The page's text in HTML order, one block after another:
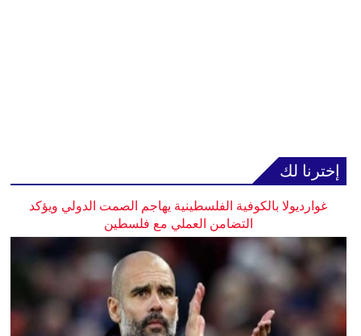
إخترنا لك
غوارديولا بالكوفية الفلسطينية يهاجم الصمت الدولي ويؤكد
التضامن العملي مع فلسطين